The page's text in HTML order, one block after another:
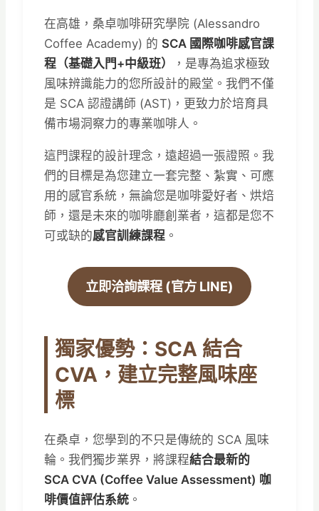
在高雄，桑卓咖啡研究學院 (Alessandro
Coffee Academy) 的 SCA 國際咖啡感官課
程（基礎入門+中級班）
，是專為追求極致
風味辨識能力的您所設計的殿堂。我們不僅
是 SCA 認證講師 (AST)，更致力於培育具
備市場洞察力的專業咖啡人。
這門課程的設計理念，遠超過一張證照。我
們的目標是為您建立一套完整、紮實、可應
用的感官系統，無論您是咖啡愛好者、烘焙
師，還是未來的咖啡廳創業者，這都是您不
可或缺的感官訓練課程。
立即洽詢課程 (官方 LINE)
獨家優勢：SCA 結合
CVA，建立完整風味座
標
在桑卓，您學到的不只是傳統的 SCA 風味
輪。我們獨步業界，將課程結合最新的
SCA CVA (Coffee Value Assessment) 咖
啡價值評估系統。